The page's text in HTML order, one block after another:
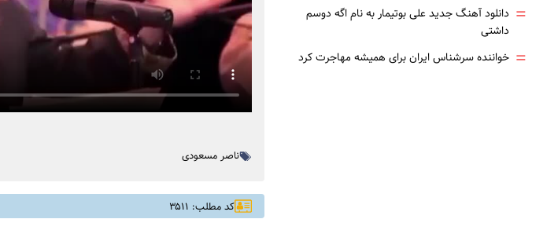
ناصر مسعودی
کد مطلب: ۳۵۱۱
= دانلود آهنگ جدید علی بوتیمار به نام اگه دوسم
داشتی
= خواننده سرشناس ایران برای همیشه مهاجرت کرد